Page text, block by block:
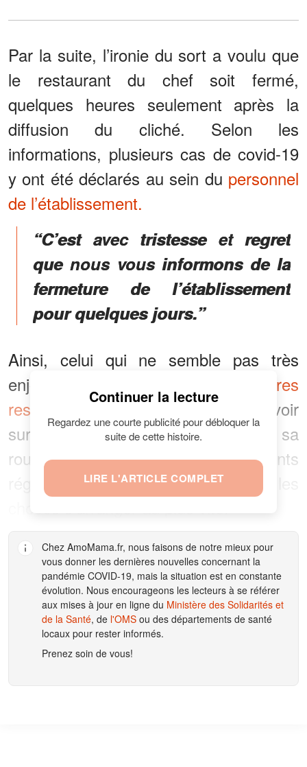
Par la suite, l’ironie du sort a voulu que
le restaurant du chef soit fermé,
quelques heures seulement après la
diffusion du cliché. Selon les
informations, plusieurs cas de covid-19
y ont été déclarés au sein du personnel
de l’établissement.
“C’est avec tristesse et regret
que nous vous informons de la
fermeture de l’établissement
pour quelques jours.”
Ainsi, celui qui ne semble pas très
enjoué pour la mise à jour
des dernières
restrictions
, est contraint de devoir
surmonter un nouvel obstacle sur sa
route. Comme tous ses clients
réguliers, ce dernier espère voir les
choses s’arranger au plus vite.
Continuer la lecture
Regardez une courte publicité pour débloquer la
suite de cette histoire.
LIRE L'ARTICLE COMPLET
Chez AmoMama.fr, nous faisons de notre mieux pour
vous donner les dernières nouvelles concernant la
pandémie COVID-19, mais la situation est en constante
évolution. Nous encourageons les lecteurs à se référer
aux mises à jour en ligne du Ministère des Solidarités et
de la Santé, de l'OMS ou des départements de santé
locaux pour rester informés.
Prenez soin de vous!